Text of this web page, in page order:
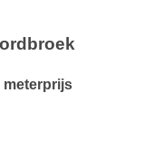
meterprijs